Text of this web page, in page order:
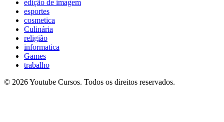
edição de imagem
esportes
cosmetica
Culinária
religião
informatica
Games
trabalho
© 2026 Youtube Cursos. Todos os direitos reservados.